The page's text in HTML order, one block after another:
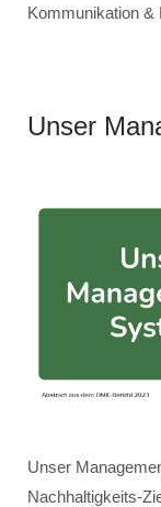
Kommunikation &
Unser
Unser
Nachhaltigkeits-